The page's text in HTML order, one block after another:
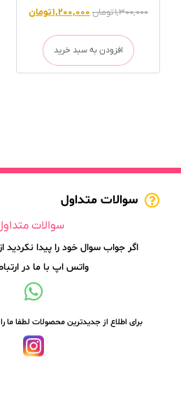
۱,۳۰۰,۰۰۰تومان ۱,۲۰۰,۰۰۰تومان
افزودن به سبد خرید
سوالات متداول
سوالات
اگر جواب سوال خود را پیدا نکردید
واتس اپ با ما در
برای اطلاع از جدیدترین محصولات لطفا ما